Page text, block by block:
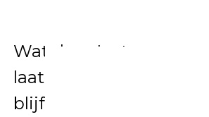
Wat deze Instagram-
laat zien, is hoe
blijft binnen het leven